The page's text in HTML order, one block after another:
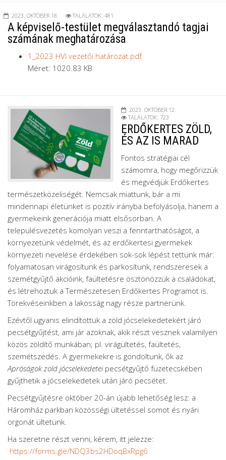
2023. OKTÓBER 18. TALÁLATOK: 481
A képviselő-testület megválasztandó tagjai
számának meghatározása
1_2023 HVI vezetői határozat.pdf
Méret: 1020.83 KB
2023. OKTÓBER 12.
TALÁLATOK: 723
ERDŐKERTES ZÖLD,
ÉS AZ IS MARAD
Fontos stratégiai cél
számomra, hogy megőrizzük
és megvédjük Erdőkertes
természetközeliségét. Nemcsak miattunk, bár a mi
mindennapi életünket is pozitív irányba befolyásolja, hanem a
gyermekeink generációja miatt elsősorban. A
településvezetés komolyan veszi a fenntarthatóságot, a
környezetünk védelmét, és az erdőkertesi gyermekek
környezeti nevelése érdekében sok-sok lépést tettünk már:
folyamatosan virágosítunk és parkosítunk, rendszeresek a
szemétgyűjtő akcióink, faültetésre ösztönözzük a családokat,
és létrehoztuk a Természetesen Erdőkertes Programot is.
Törekvéseinkben a lakosság nagy része partnerünk.
Ezévtől ugyanis elindítottuk a zöld jócselekedetekért járó
pecsétgyűjtést, ami jár azoknak, akik részt vesznek valamilyen
közös zöldítő munkában; pl. virágültetés, faültetés,
szemétszedés. A gyermekekre is gondoltunk, ők az
Apróságok zöld jócselekedeteipecsétgyűjtő füzetecskében
gyűjthetik a jócselekedetek után járó pecsétet.
Pecsétgyűjtésre október 20-án újabb lehetőség lesz: a
Háromház parkban közösségi ültetéssel somot és nyári
orgonát ültetünk.
Ha szeretne részt venni, kérem, itt jelezze:
https://forms.gle/NDQ3bs2HDoqBxRpg6